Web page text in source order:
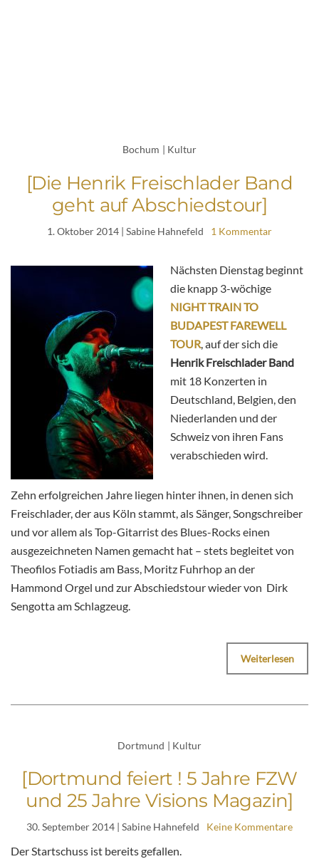
Bochum | Kultur
[Die Henrik Freischlader Band
geht auf Abschiedstour]
1. Oktober 2014 | Sabine Hahnefeld 1 Kommentar
Nächsten Dienstag beginnt
die knapp 3-wöchige
NIGHT TRAIN TO
BUDAPEST FAREWELL
TOUR , auf der sich die
Henrik Freischlader Band
mit 18 Konzerten in
Deutschland, Belgien, den
Niederlanden und der
Schweiz von ihren Fans
verabschieden wird.
Zehn erfolgreichen Jahre liegen hinter ihnen, in denen sich
Freischlader, der aus Köln stammt, als Sänger, Songschreiber
und vor allem als Top-Gitarrist des Blues-Rocks einen
ausgezeichneten Namen gemacht hat – stets begleitet von
Theofilos Fotiadis am Bass, Moritz Fuhrhop an der
Hammond Orgel und zur Abschiedstour wieder von Dirk
Sengotta am Schlagzeug.
Weiterlesen
Dortmund | Kultur
[Dortmund feiert ! 5 Jahre FZW
und 25 Jahre Visions Magazin]
30. September 2014 | Sabine Hahnefeld Keine Kommentare
Der Startschuss ist bereits gefallen.